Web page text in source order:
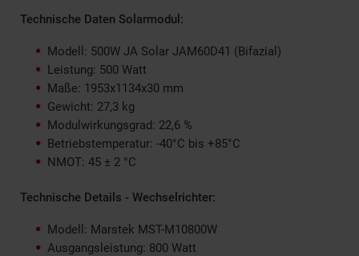
Technische Daten Solarmodul:
Modell: 500W JA Solar JAM60D41 (Bifazial)
Leistung: 500 Watt
Maße: 1953x1134x30 mm
Gewicht: 27,3 kg
Modulwirkungsgrad: 22,6 %
Betriebstemperatur: -40°C bis +85°C
NMOT: 45 ± 2 °C
Technische Details - Wechselrichter:
Modell: Marstek MST-M10800W
Ausgangsleistung: 800 Watt